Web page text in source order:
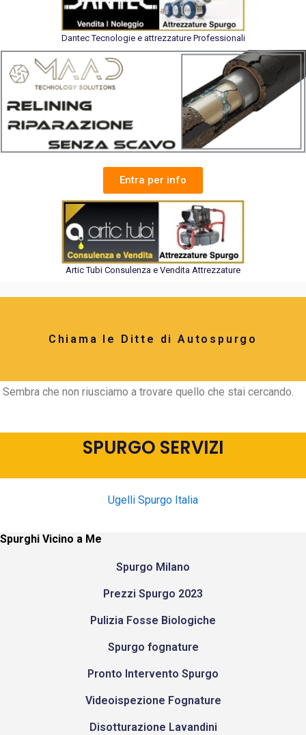
Dantec Tecnologie e attrezzature Professionali
Entra per info
Artic Tubi Consulenza e Vendita Attrezzature
Chiama le Ditte di Autospurgo
Sembra che non riusciamo a trovare quello che stai cercando.
SPURGO SERVIZI
Ugelli Spurgo Italia
Spurghi Vicino a Me
Spurgo Milano
Prezzi Spurgo 2023
Pulizia Fosse Biologiche
Spurgo fognature
Pronto Intervento Spurgo
Videoispezione Fognature
Disotturazione Lavandini